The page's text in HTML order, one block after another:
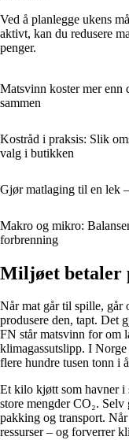
Ved å planlegge ukens
aktivt, kan du redusere
penger.
Matsvinn koster mer enn
sammen
Kostråd i praksis: Slik
valg i butikken
Gjør matlaging til en lek
Makro og mikro:
forbrenning
Miljøet betaler
Når mat går til spille, går
produsere den, tapt. Det
FN står matsvinn for om
klimagassutslipp. I
flere hundre tusen tonn i
Et kilo kjøtt som havner i
store mengder CO₂.
pakking og transport.
ressurser – og forverrer